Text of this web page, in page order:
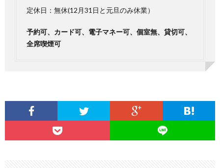
定休日：無休(12月31日と元旦のみ休業）
予約可、カード可、電子マネー可、個室無、貸切可、
全席喫煙可